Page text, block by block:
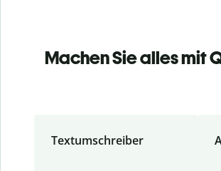
Machen Sie alles mit
Textumschreiber